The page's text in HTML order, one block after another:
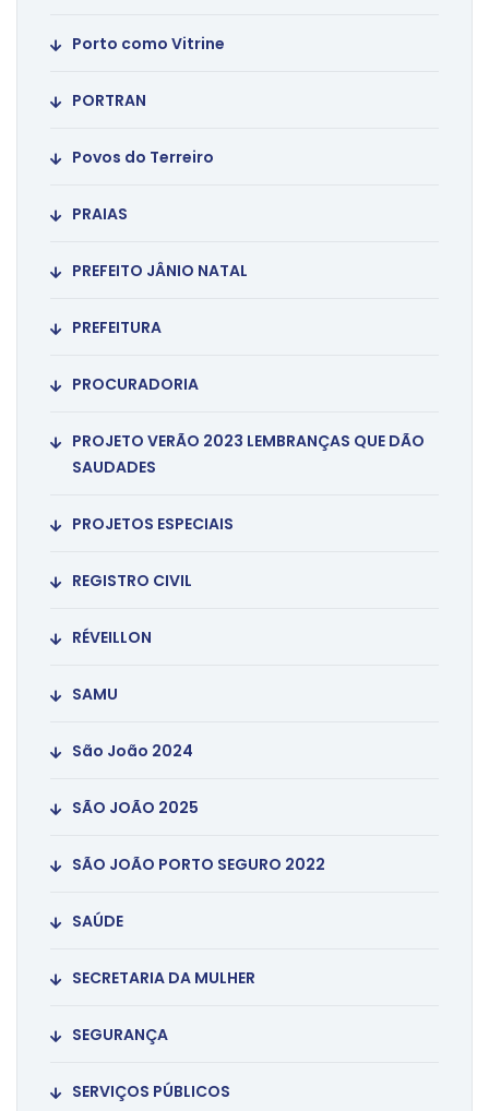
Porto como Vitrine
PORTRAN
Povos do Terreiro
PRAIAS
PREFEITO JÂNIO NATAL
PREFEITURA
PROCURADORIA
PROJETO VERÃO 2023 LEMBRANÇAS QUE DÃO
SAUDADES
PROJETOS ESPECIAIS
REGISTRO CIVIL
RÉVEILLON
SAMU
São João 2024
SÃO JOÃO 2025
SÃO JOÃO PORTO SEGURO 2022
SAÚDE
SECRETARIA DA MULHER
SEGURANÇA
SERVIÇOS PÚBLICOS